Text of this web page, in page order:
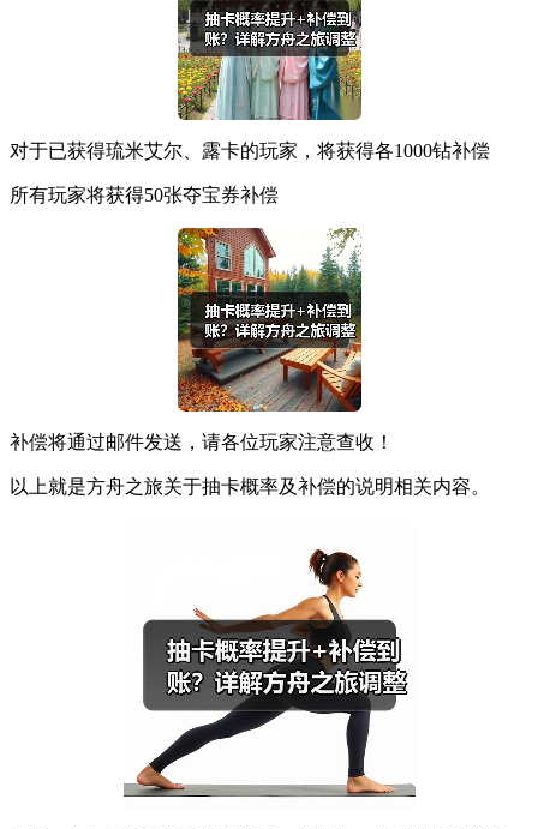
对于已获得琉米艾尔、露卡的玩家，将获得各1000钻补偿
所有玩家将获得50张夺宝券补偿
补偿将通过邮件发送，请各位玩家注意查收！
以上就是方舟之旅关于抽卡概率及补偿的说明相关内容。